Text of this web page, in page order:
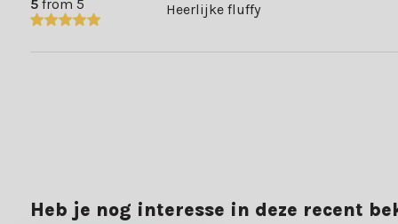
Snelle levertijden
5from 5 Heerlijke fluffy
Heb je nog interesse in deze recent